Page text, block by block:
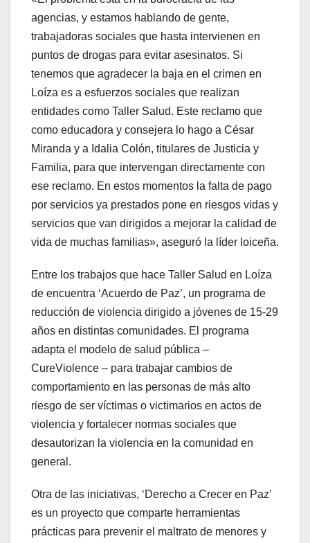
agencias, y estamos hablando de gente,
trabajadoras sociales que hasta intervienen en
puntos de drogas para evitar asesinatos. Si
tenemos que agradecer la baja en el crimen en
Loíza es a esfuerzos sociales que realizan
entidades como Taller Salud. Este reclamo que
como educadora y consejera lo hago a César
Miranda y a Idalia Colón, titulares de Justicia y
Familia, para que intervengan directamente con
ese reclamo. En estos momentos la falta de pago
por servicios ya prestados pone en riesgos vidas y
servicios que van dirigidos a mejorar la calidad de
vida de muchas familias», aseguró la líder loiceña.
Entre los trabajos que hace Taller Salud en Loíza
de encuentra ‘Acuerdo de Paz’, un programa de
reducción de violencia dirigido a jóvenes de 15-29
años en distintas comunidades. El programa
adapta el modelo de salud pública –
CureViolence – para trabajar cambios de
comportamiento en las personas de más alto
riesgo de ser víctimas o victimarios en actos de
violencia y fortalecer normas sociales que
desautorizan la violencia en la comunidad en
general.
Otra de las iniciativas, ‘Derecho a Crecer en Paz’
es un proyecto que comparte herramientas
prácticas para prevenir el maltrato de menores y